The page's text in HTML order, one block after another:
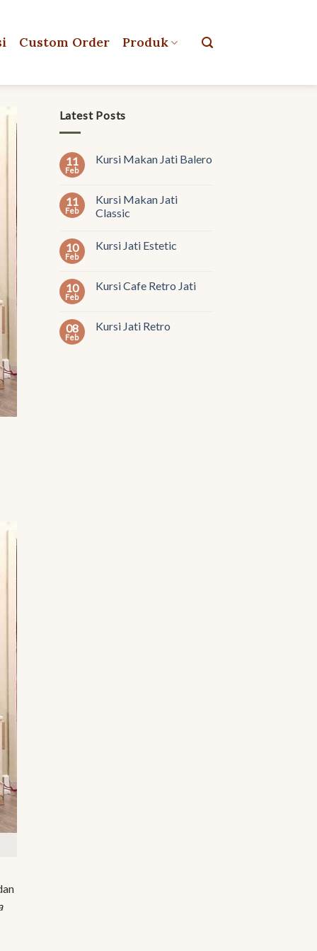
Custom Order Produk
Latest Posts
11
Feb
Kursi Makan Jati Balero
11
Feb
Kursi Makan Jati
Classic
10
Feb
Kursi Jati Estetic
10
Feb
Kursi Cafe Retro Jati
08
Feb
Kursi Jati Retro